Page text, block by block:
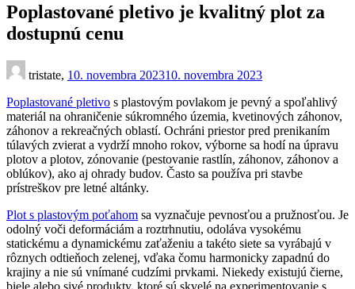
Poplastované pletivo je kvalitný plot za
dostupnú cenu
tristate, 10. novembra 202310. novembra 2023
Poplastované pletivo s plastovým povlakom je pevný a spoľahlivý
materiál na ohraničenie súkromného územia, kvetinových záhonov,
záhonov a rekreačných oblastí. Ochráni priestor pred prenikaním
túlavých zvierat a vydrží mnoho rokov, výborne sa hodí na úpravu
plotov a plotov, zónovanie (pestovanie rastlín, záhonov, záhonov a
oblúkov), ako aj ohrady budov. Často sa používa pri stavbe
prístreškov pre letné altánky.
Plot s plastovým poťahom sa vyznačuje pevnosťou a pružnosťou. Je
odolný voči deformáciám a roztrhnutiu, odoláva vysokému
statickému a dynamickému zaťaženiu a takéto siete sa vyrábajú v
rôznych odtieňoch zelenej, vďaka čomu harmonicky zapadnú do
krajiny a nie sú vnímané cudzími prvkami. Niekedy existujú čierne,
biele alebo sivé produkty, ktoré sú skvelé na experimentovanie s